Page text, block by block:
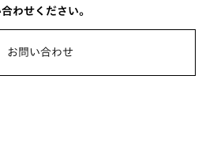
わせください。
お問い合わせ